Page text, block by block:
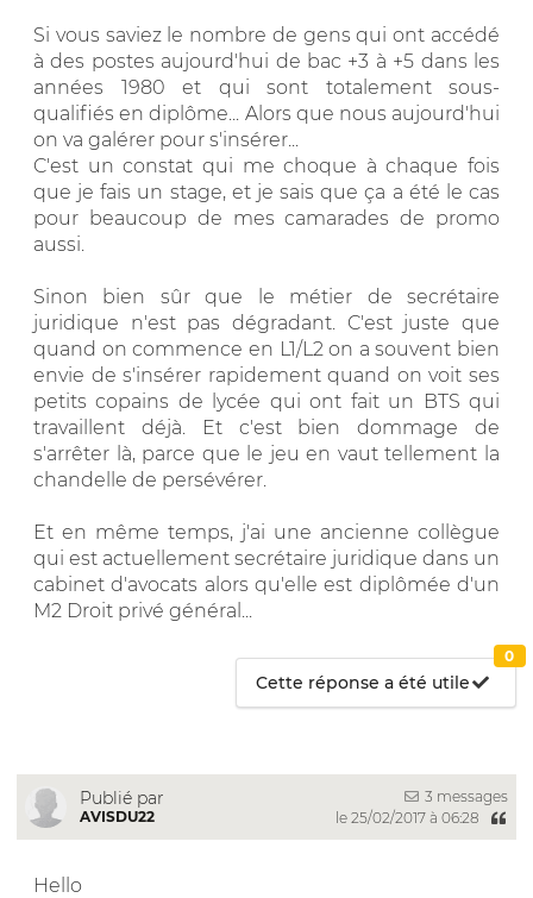
Si vous saviez le nombre de gens qui ont accédé
à des postes aujourd'hui de bac +3 à +5 dans les
années 1980 et qui sont totalement sous-
qualifiés en diplôme... Alors que nous aujourd'hui
on va galérer pour s'insérer...
C'est un constat qui me choque à chaque fois
que je fais un stage, et je sais que ça a été le cas
pour beaucoup de mes camarades de promo
aussi.
Sinon bien sûr que le métier de secrétaire
juridique n'est pas dégradant. C'est juste que
quand on commence en L1/L2 on a souvent bien
envie de s'insérer rapidement quand on voit ses
petits copains de lycée qui ont fait un BTS qui
travaillent déjà. Et c'est bien dommage de
s'arrêter là, parce que le jeu en vaut tellement la
chandelle de persévérer.
Et en même temps, j'ai une ancienne collègue
qui est actuellement secrétaire juridique dans un
cabinet d'avocats alors qu'elle est diplômée d'un
M2 Droit privé général...
Cette réponse a été utile
0
Publié par
AVISDU22
3 messages
le 25/02/2017 à 06:28
Hello